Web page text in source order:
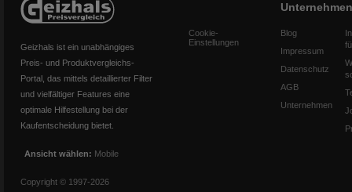
Geizhals ist ein unabhängiges
Preis- und Produktvergleichs-
Portal, das mittels detaillierter Filter
und vielfältiger Features eine
optimale Hilfestellung bei der
Kaufentscheidung bietet.
Ansicht wählen: Mobile
Copyright © 1997-2026
Cookie-
Einstellungen
Unternehmen
Blog
Impressum
Datenschutz
AGB
Unternehmen